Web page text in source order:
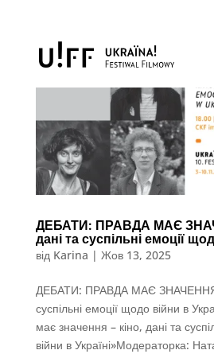
ДЕБАТИ: ПРАВДА МАЄ
дані та суспільні емоції
від Karina | Жов 13, 2025
ДЕБАТИ: ПРАВДА МАЄ ЗНАЧЕННЯ
суспільні емоції щодо війни в
має значення – кіно, дані та
війни в Україні»Модераторка: